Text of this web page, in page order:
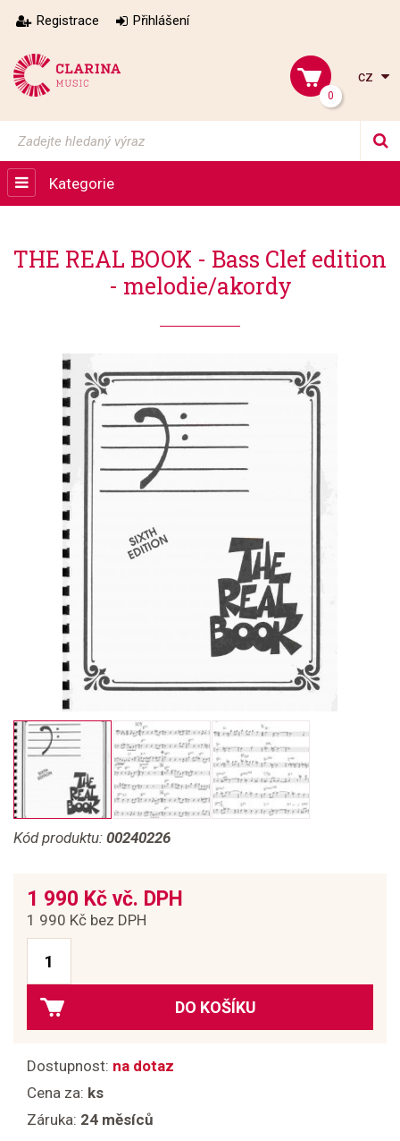
Registrace Přihlášení
0
cz
Kategorie
THE REAL BOOK - Bass Clef edition
- melodie/akordy
Kód produktu: 00240226
1 990 Kč vč. DPH
1 990 Kč bez DPH
DO KOŠÍKU
Dostupnost: na dotaz
Cena za: ks
Záruka: 24 měsíců